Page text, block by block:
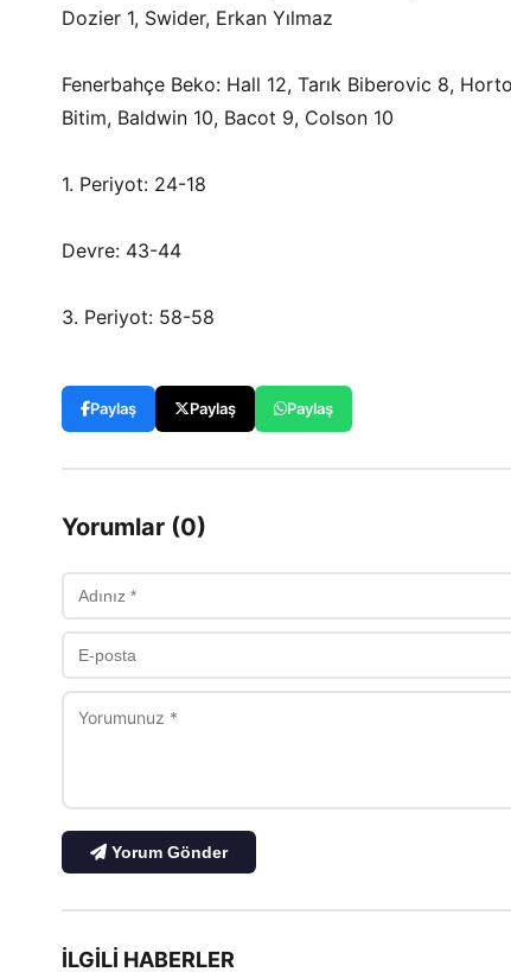
Dozier 1, Swider, Erkan Yılmaz
Fenerbahçe Beko: Hall 12, Tarık Biberovic 8,
Bitim, Baldwin 10, Bacot 9, Colson 10
1. Periyot: 24-18
Devre: 43-44
3. Periyot: 58-58
Paylaş Paylaş Paylaş
Yorumlar (0)
Yorum Gönder
İLGILI HABERLER